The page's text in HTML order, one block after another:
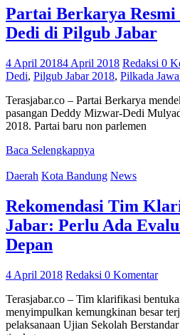
Partai Berkarya Resmi
Dedi di Pilgub Jabar
4 April 20184 April 2018 Redaksi 0
Dedi, Pilgub Jabar 2018, Pilkada
Terasjabar.co – Partai Berkarya
pasangan Deddy Mizwar-Dedi
2018. Partai baru non parlemen
Baca Selengkapnya
Daerah Kota Bandung News
Rekomendasi Tim
Jabar: Perlu Ada
Depan
4 April 2018 Redaksi 0 Komentar
Terasjabar.co – Tim klarifikasi
menyimpulkan kemungkinan besar
pelaksanaan Ujian Sekolah